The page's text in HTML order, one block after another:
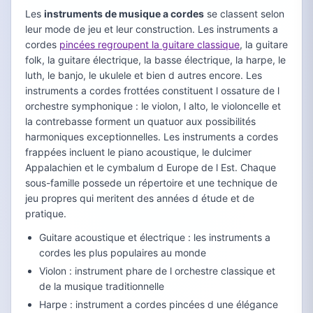
Les instruments de musique a cordes se classent selon
leur mode de jeu et leur construction. Les instruments a
cordes pincées regroupent la guitare classique, la guitare
folk, la guitare électrique, la basse électrique, la harpe, le
luth, le banjo, le ukulele et bien d autres encore. Les
instruments a cordes frottées constituent l ossature de l
orchestre symphonique : le violon, l alto, le violoncelle et
la contrebasse forment un quatuor aux possibilités
harmoniques exceptionnelles. Les instruments a cordes
frappées incluent le piano acoustique, le dulcimer
Appalachien et le cymbalum d Europe de l Est. Chaque
sous-famille possede un répertoire et une technique de
jeu propres qui meritent des années d étude et de
pratique.
Guitare acoustique et électrique : les instruments a
cordes les plus populaires au monde
Violon : instrument phare de l orchestre classique et
de la musique traditionnelle
Harpe : instrument a cordes pincées d une élégance